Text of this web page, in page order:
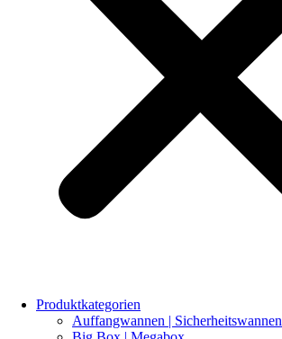
Produktkategorien
Auffangwannen | Sicherheitswannen